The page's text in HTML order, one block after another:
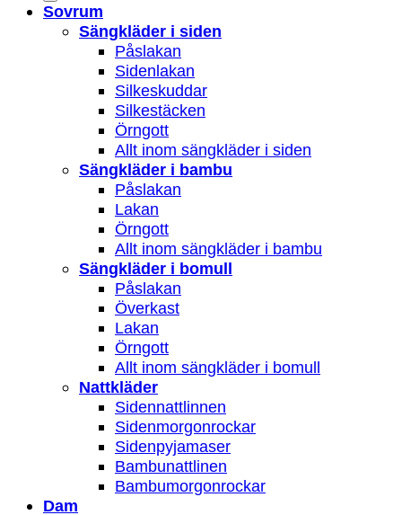
Sovrum
Sängkläder i siden
Påslakan
Sidenlakan
Silkeskuddar
Silkestäcken
Örngott
Allt inom sängkläder i siden
Sängkläder i bambu
Påslakan
Lakan
Örngott
Allt inom sängkläder i bambu
Sängkläder i bomull
Påslakan
Överkast
Lakan
Örngott
Allt inom sängkläder i bomull
Nattkläder
Sidennattlinnen
Sidenmorgonrockar
Sidenpyjamaser
Bambunattlinen
Bambumorgonrockar
Dam